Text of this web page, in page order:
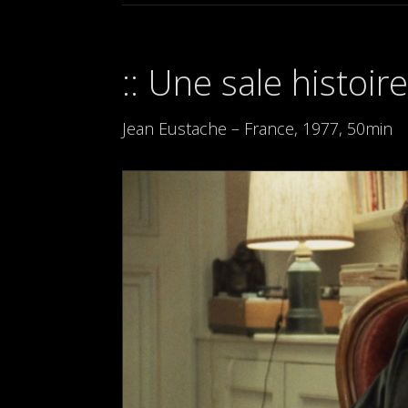
Une sale histoire
Jean Eustache – France, 1977, 50min